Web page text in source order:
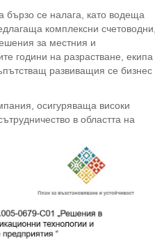
се налага, като водеща
комплексни счетоводни,
за местния и
години на разрастване, екипа
развиващия се бизнес
осигуряваща високи
в областта на